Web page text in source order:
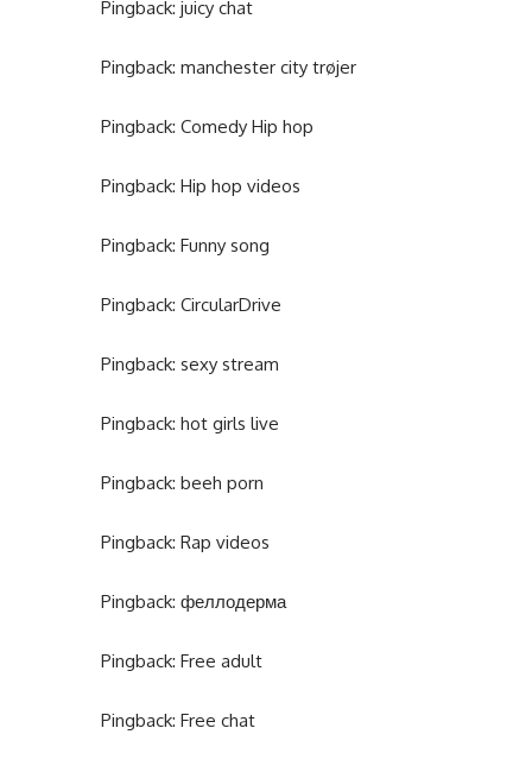
Pingback: juicy chat
Pingback: manchester city trøjer
Pingback: Comedy Hip hop
Pingback: Hip hop videos
Pingback: Funny song
Pingback: CircularDrive
Pingback: sexy stream
Pingback: hot girls live
Pingback: beeh porn
Pingback: Rap videos
Pingback: феллодерма
Pingback: Free adult
Pingback: Free chat